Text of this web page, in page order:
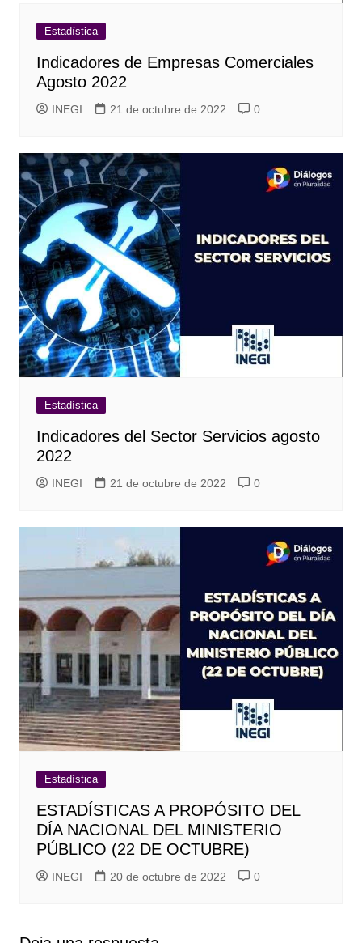
Estadística
Indicadores de Empresas Comerciales
Agosto 2022
INEGI 21 de octubre de 2022 0
Estadística
Indicadores del Sector Servicios agosto
2022
INEGI 21 de octubre de 2022 0
Estadística
ESTADÍSTICAS A PROPÓSITO DEL
DÍA NACIONAL DEL MINISTERIO
PÚBLICO (22 DE OCTUBRE)
INEGI 20 de octubre de 2022 0